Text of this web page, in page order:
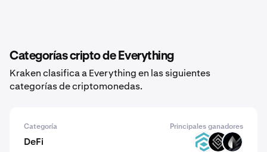
Categorías cripto de Everything
Kraken clasifica a Everything en las siguientes
categorías de criptomonedas.
Categoría Principales ganadores
DeFi TRADE DECT LIQR